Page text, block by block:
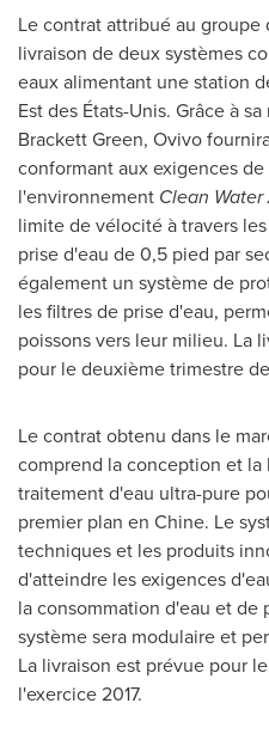
Le contrat attribué au
livraison de deux systèmes
eaux alimentant une station
Est des États-Unis. Grâce à
Brackett Green, Ovivo
conformant aux exigences
l'environnement Clean
limite de vélocité à travers
prise d'eau de 0,5 pied par
également un système de
les filtres de prise d'eau,
poissons vers leur milieu. La
pour le deuxième trimestre
Le contrat obtenu dans le
comprend la conception et
traitement d'eau ultra-pure
premier plan en Chine. Le
techniques et les produits
d'atteindre les exigences
la consommation d'eau et de
système sera modulaire et
La livraison est prévue pour
l'exercice 2017.